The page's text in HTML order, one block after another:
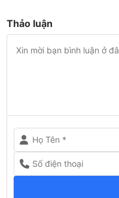
Thảo luận